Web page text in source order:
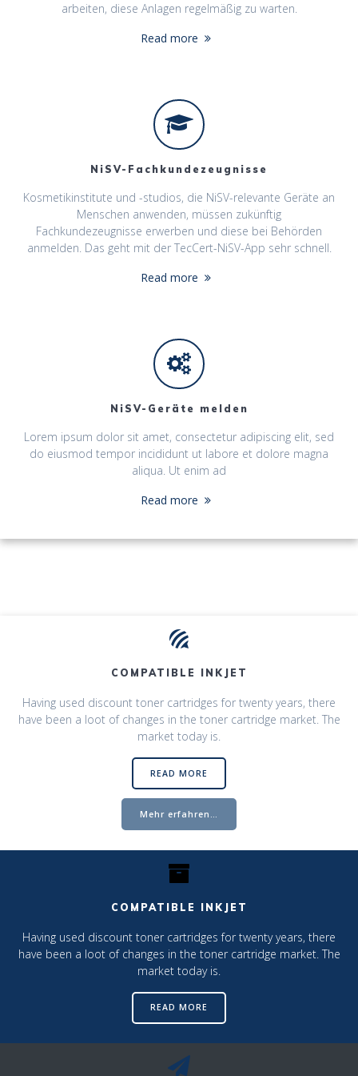
arbeiten, diese Anlagen regelmäßig zu warten.
Read more
NiSV-Fachkundezeugnisse
Kosmetikinstitute und -studios, die NiSV-relevante Geräte an
Menschen anwenden, müssen zukünftig
Fachkundezeugnisse erwerben und diese bei Behörden
anmelden. Das geht mit der TecCert-NiSV-App sehr schnell.
Read more
NiSV-Geräte melden
Lorem ipsum dolor sit amet, consectetur adipiscing elit, sed
do eiusmod tempor incididunt ut labore et dolore magna
aliqua. Ut enim ad
Read more
COMPATIBLE INKJET
Having used discount toner cartridges for twenty years, there
have been a loot of changes in the toner cartridge market. The
market today is.
READ MORE
Mehr erfahren…
COMPATIBLE INKJET
Having used discount toner cartridges for twenty years, there
have been a loot of changes in the toner cartridge market. The
market today is.
READ MORE